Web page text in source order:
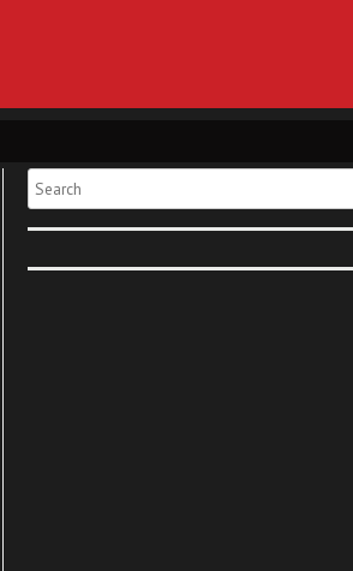
Search